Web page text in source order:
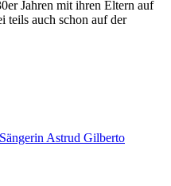
Jahren mit ihren Eltern auf
teils auch schon auf der
Astrud Gilberto